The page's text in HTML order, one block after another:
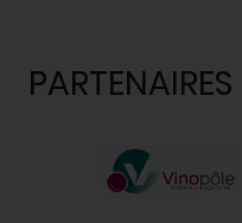
PARTENAIRES